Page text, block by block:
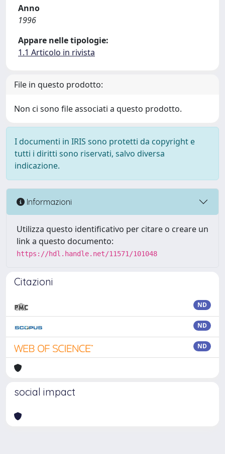
Anno
1996
Appare nelle tipologie:
1.1 Articolo in rivista
File in questo prodotto:
Non ci sono file associati a questo prodotto.
I documenti in IRIS sono protetti da copyright e
tutti i diritti sono riservati, salvo diversa
indicazione.
Informazioni
Utilizza questo identificativo per citare o creare un
link a questo documento:
https://hdl.handle.net/11571/101048
Citazioni
ND
ND
ND
social impact